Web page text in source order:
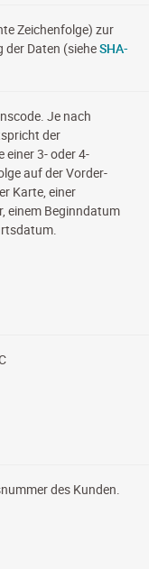
Zeichenfolge) zur
Daten (sieheSHA-
Je nach
der
einer 3- oder 4-
auf der Vorder-
Karte, einer
einem Beginndatum
des Kunden.